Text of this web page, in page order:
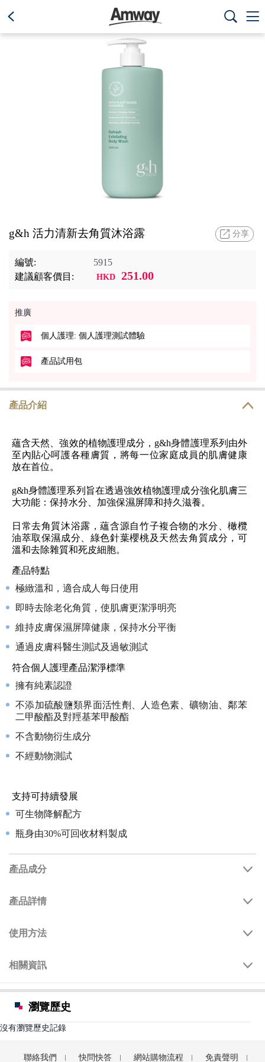
 

g&h 活力清新去角質沐浴露 分享
編號:
5915
建議顧客價目:
HKD 251.00
推廣
個人護理: 個人護理測試體驗
產品試用包
產品介紹
蘊含天然、強效的植物護理成分，g&h身體護理系列由外
至內貼心呵護各種膚質，將每一位家庭成員的肌膚健康
放在首位。
g&h身體護理系列旨在透過強效植物護理成分強化肌膚三
大功能：保持水分、加強保濕屏障和持久滋養。
日常去角質沐浴露，蘊含源自竹子複合物的水分、橄欖
油萃取保濕成分、綠色針葉櫻桃及天然去角質成分，可
溫和去除雜質和死皮細胞。
產品特點
極緻溫和，適合成人每日使用
即時去除老化角質，使肌膚更潔淨明亮
維持皮膚保濕屏障健康，保持水分平衡
通過皮膚科醫生測試及過敏測試
符合個人護理產品潔淨標準
擁有純素認證
不添加硫酸鹽類界面活性劑、人造色素、礦物油、鄰苯
二甲酸酯及對羥基苯甲酸酯
不含動物衍生成分
不經動物測試
支持可持續發展
可生物降解配方
瓶身由30%可回收材料製成
產品成分
產品詳情
使用方法
相關資訊
瀏覽歷史
沒有瀏覽歷史記錄
聯絡我們 快問快答 網站購物流程 免責聲明